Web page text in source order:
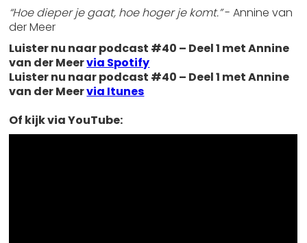
“Hoe dieper je gaat, hoe hoger je komt.”- Annine van
der Meer
Luister nu naar podcast #40 – Deel 1 met Annine
van der Meervia Spotify
Luister nu naar podcast #40 – Deel 1 met Annine
van der Meervia Itunes
Of kijk via YouTube: